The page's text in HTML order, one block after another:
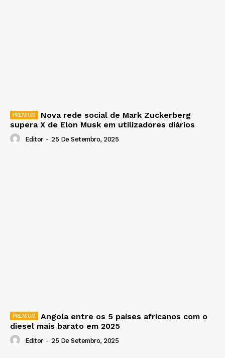
Nova rede social de Mark Zuckerberg
supera X de Elon Musk em utilizadores diários
Editor - 25 De Setembro, 2025
Angola entre os 5 países africanos com o
diesel mais barato em 2025
Editor - 25 De Setembro, 2025